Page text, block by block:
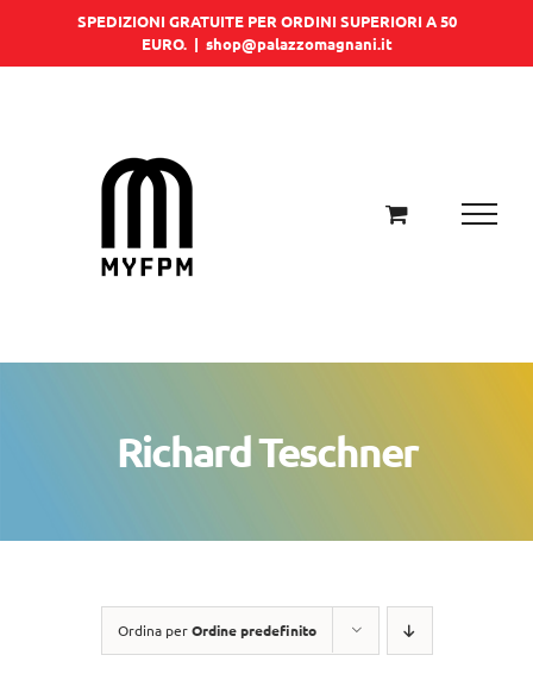
SPEDIZIONI GRATUITE PER ORDINI SUPERIORI A 50
EURO. | shop@palazzomagnani.it
Richard Teschner
Ordina perOrdine predefinito